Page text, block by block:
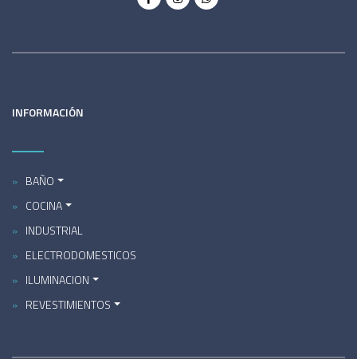
INFORMACIÓN
BAÑO
COCINA
INDUSTRIAL
ELECTRODOMESTICOS
ILUMINACION
REVESTIMIENTOS